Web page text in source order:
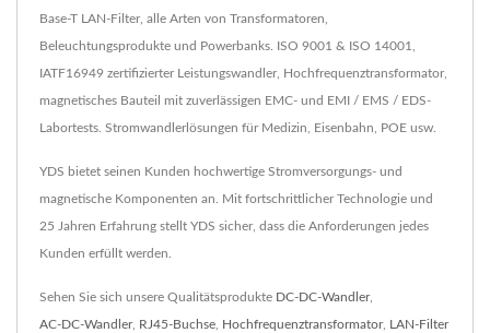
Base-T LAN-Filter, alle Arten von Transformatoren,
Beleuchtungsprodukte und Powerbanks. ISO 9001 & ISO 14001,
IATF16949 zertifizierter Leistungswandler, Hochfrequenztransformator,
magnetisches Bauteil mit zuverlässigen EMC- und EMI / EMS / EDS-
Labortests. Stromwandlerlösungen für Medizin, Eisenbahn, POE usw.
YDS bietet seinen Kunden hochwertige Stromversorgungs- und
magnetische Komponenten an. Mit fortschrittlicher Technologie und
25 Jahren Erfahrung stellt YDS sicher, dass die Anforderungen jedes
Kunden erfüllt werden.
Sehen Sie sich unsere Qualitätsprodukte DC-DC-Wandler,
AC-DC-Wandler, RJ45-Buchse Hochfrequenztransformator, LAN-Filter